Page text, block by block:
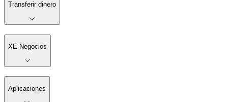
Transferir dinero
XE Negocios
Aplicaciones